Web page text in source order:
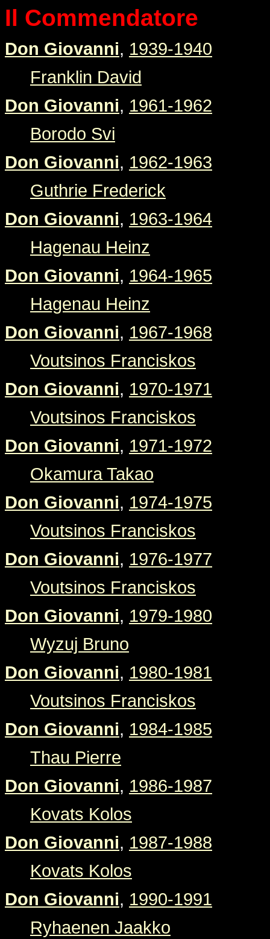
Il Commendatore
Don Giovanni, 1939-1940
Franklin David
Don Giovanni, 1961-1962
Borodo Svi
Don Giovanni, 1962-1963
Guthrie Frederick
Don Giovanni, 1963-1964
Hagenau Heinz
Don Giovanni, 1964-1965
Hagenau Heinz
Don Giovanni, 1967-1968
Voutsinos Franciskos
Don Giovanni, 1970-1971
Voutsinos Franciskos
Don Giovanni, 1971-1972
Okamura Takao
Don Giovanni, 1974-1975
Voutsinos Franciskos
Don Giovanni, 1976-1977
Voutsinos Franciskos
Don Giovanni, 1979-1980
Wyzuj Bruno
Don Giovanni, 1980-1981
Voutsinos Franciskos
Don Giovanni, 1984-1985
Thau Pierre
Don Giovanni, 1986-1987
Kovats Kolos
Don Giovanni, 1987-1988
Kovats Kolos
Don Giovanni, 1990-1991
Ryhaenen Jaakko